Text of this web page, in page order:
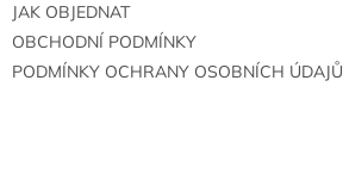
JAK OBJEDNAT
OBCHODNÍ PODMÍNKY
PODMÍNKY OCHRANY OSOBNÍCH ÚDAJŮ